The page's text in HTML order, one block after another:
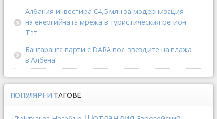
Албания инвестира €4,5 млн за модернизация
на енергийната мрежа в туристическия регион
Тет
Бангаранга парти с DARA под звездите на плажа
в Албена
ПОПУЛЯРНИ ТАГОВЕ